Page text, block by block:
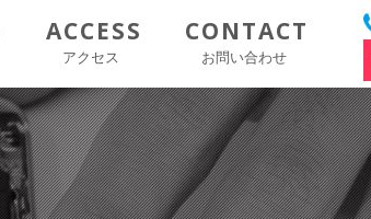
ACCESS
アクセス
CONTACT
お問い合わせ